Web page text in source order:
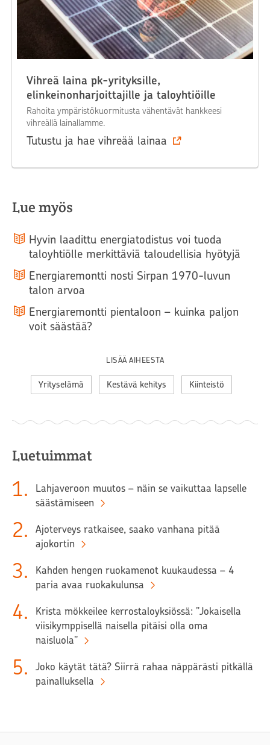
Vihreä laina pk-yrityksille,
elinkeinonharjoittajille ja taloyhtiöille
Rahoita ympäristökuormitusta vähentävät hankkeesi
vihreällä lainallamme.
Tutustu ja hae vihreää lainaa
Lue myös
Hyvin laadittu energiatodistus voi tuoda
taloyhtiölle merkittäviä taloudellisia hyötyjä
Energiaremontti nosti Sirpan 1970-luvun
talon arvoa
Energiaremontti pientaloon – kuinka paljon
voit säästää?
LISÄÄ AIHEESTA
Yrityselämä Kestävä kehitys Kiinteistö
Luetuimmat
1.
Lahjaveroon muutos – näin se vaikuttaa lapselle
säästämiseen
2.
Ajoterveys ratkaisee, saako vanhana pitää
ajokortin
3.
Kahden hengen ruokamenot kuukaudessa – 4
paria avaa ruokakulunsa
4.
Krista mökkeilee kerrostaloyksiössä: ”Jokaisella
viisikymppisellä naisella pitäisi olla oma
naisluola”
5.
Joko käytät tätä? Siirrä rahaa näppärästi pitkällä
painalluksella